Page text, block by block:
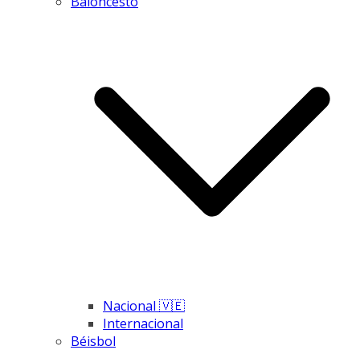
Nacional 🇻🇪
Internacional
Béisbol